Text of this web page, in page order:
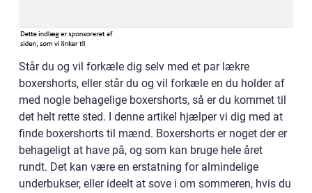
Står du og vil forkæle dig selv med et par lækre
boxershorts, eller står du og vil forkæle en du holder af
med nogle behagelige boxershorts, så er du kommet til
det helt rette sted. I denne artikel hjælper vi dig med at
finde boxershorts til mænd. Boxershorts er noget der er
behageligt at have på, og som kan bruge hele året
rundt. Det kan være en erstatning for almindelige
underbukser, eller ideelt at sove i om sommeren, hvis du